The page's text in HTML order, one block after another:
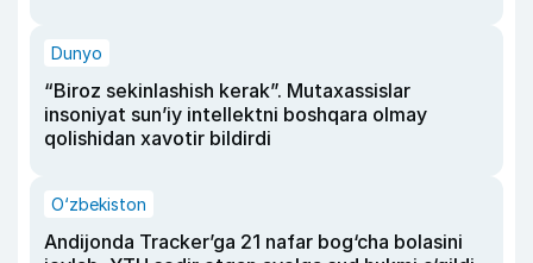
Dunyo
“Biroz sekinlashish kerak”. Mutaxassislar
insoniyat sun’iy intellektni boshqara olmay
qolishidan xavotir bildirdi
O‘zbekiston
Andijonda Tracker’ga 21 nafar bog‘cha bolasini